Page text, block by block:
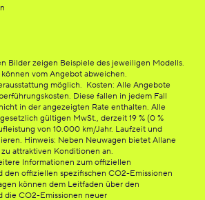
Bilder zeigen Beispiele des jeweiligen Modells.
vom Angebot abweichen.
möglich. Kosten: Alle Angebote
Diese fallen in jedem Fall
in der angezeigten Rate enthalten. Alle
gültigen MwSt., derzeit 19 % (0 %
von 10.000 km/Jahr. Laufzeit und
Hinweis: Neben Neuwagen bietet Allane
attraktiven Konditionen an.
Informationen zum offiziellen
den offiziellen spezifischen CO2-Emissionen
können dem Leitfaden über den
die CO2-Emissionen neuer